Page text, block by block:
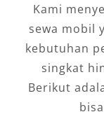
1. New
(Premium
Tipe ini
hemat bahan
mewah
Kami
sewa mobil
kebutuhan
singkat
Berikut